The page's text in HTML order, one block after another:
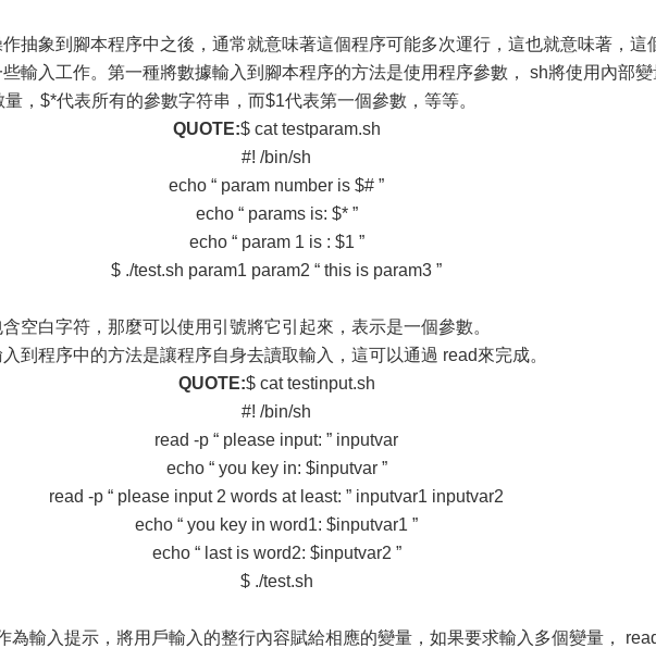
抽象到腳本程序中之後，通常就意味著這個程序可能多次運行，這也就意味著，這
輸入工作。第一種將數據輸入到腳本程序的方法是使用程序參數， sh將使用內部變
，$*代表所有的參數字符串，而$1代表第一個參數，等等。
QUOTE:$ cat testparam.sh
#! /bin/sh
echo “ param number is $# ”
echo “ params is: $* ”
echo “ param 1 is : $1 ”
$ ./test.sh param1 param2 “ this is param3 ”
空白字符，那麼可以使用引號將它引起來，表示是一個參數。
到程序中的方法是讓程序自身去讀取輸入，這可以通過 read來完成。
QUOTE:$ cat testinput.sh
#! /bin/sh
read -p “ please input: ” inputvar
echo “ you key in: $inputvar ”
read -p “ please input 2 words at least: ” inputvar1 inputvar2
echo “ you key in word1: $inputvar1 ”
echo “ last is word2: $inputvar2 ”
$ ./test.sh
為輸入提示，將用戶輸入的整行內容賦給相應的變量，如果要求輸入多個變量，